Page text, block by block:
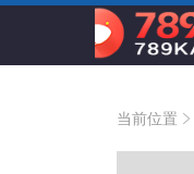
当前位置